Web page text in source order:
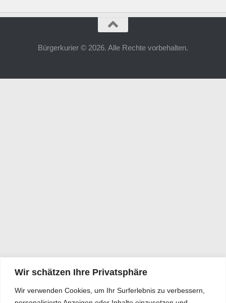
Wir schätzen Ihre Privatsphäre
Wir verwenden Cookies, um Ihr Surferlebnis zu verbessern,
Bürgerkurier © 2026. Alle Rechte vorbehalten.